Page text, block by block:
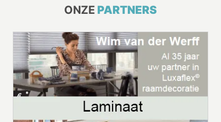
ONZE PARTNERS